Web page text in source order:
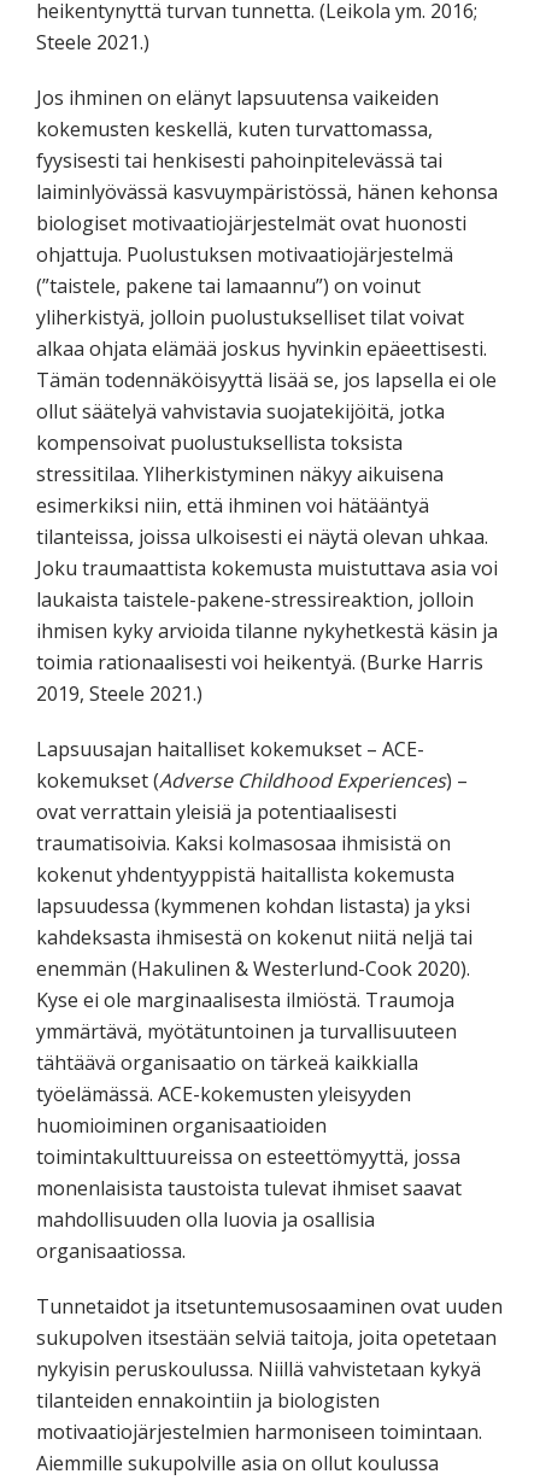
heikentynyttä turvan tunnetta. (Leikola ym. 2016;
Steele 2021.)
Jos ihminen on elänyt lapsuutensa vaikeiden
kokemusten keskellä, kuten turvattomassa,
fyysisesti tai henkisesti pahoinpitelevässä tai
laiminlyövässä kasvuympäristössä, hänen kehonsa
biologiset motivaatiojärjestelmät ovat huonosti
ohjattuja. Puolustuksen motivaatiojärjestelmä
(”taistele, pakene tai lamaannu”) on voinut
yliherkistyä, jolloin puolustukselliset tilat voivat
alkaa ohjata elämää joskus hyvinkin epäeettisesti.
Tämän todennäköisyyttä lisää se, jos lapsella ei ole
ollut säätelyä vahvistavia suojatekijöitä, jotka
kompensoivat puolustuksellista toksista
stressitilaa. Yliherkistyminen näkyy aikuisena
esimerkiksi niin, että ihminen voi hätääntyä
tilanteissa, joissa ulkoisesti ei näytä olevan uhkaa.
Joku traumaattista kokemusta muistuttava asia voi
laukaista taistele-pakene-stressireaktion, jolloin
ihmisen kyky arvioida tilanne nykyhetkestä käsin ja
toimia rationaalisesti voi heikentyä. (Burke Harris
2019, Steele 2021.)
Lapsuusajan haitalliset kokemukset – ACE-
kokemukset (Adverse Childhood Experiences) –
ovat verrattain yleisiä ja potentiaalisesti
traumatisoivia. Kaksi kolmasosaa ihmisistä on
kokenut yhdentyyppistä haitallista kokemusta
lapsuudessa (kymmenen kohdan listasta) ja yksi
kahdeksasta ihmisestä on kokenut niitä neljä tai
enemmän (Hakulinen & Westerlund-Cook 2020).
Kyse ei ole marginaalisesta ilmiöstä. Traumoja
ymmärtävä, myötätuntoinen ja turvallisuuteen
tähtäävä organisaatio on tärkeä kaikkialla
työelämässä. ACE-kokemusten yleisyyden
huomioiminen organisaatioiden
toimintakulttuureissa on esteettömyyttä, jossa
monenlaisista taustoista tulevat ihmiset saavat
mahdollisuuden olla luovia ja osallisia
organisaatiossa.
Tunnetaidot ja itsetuntemusosaaminen ovat uuden
sukupolven itsestään selviä taitoja, joita opetetaan
nykyisin peruskoulussa. Niillä vahvistetaan kykyä
tilanteiden ennakointiin ja biologisten
motivaatiojärjestelmien harmoniseen toimintaan.
Aiemmille sukupolville asia on ollut koulussa